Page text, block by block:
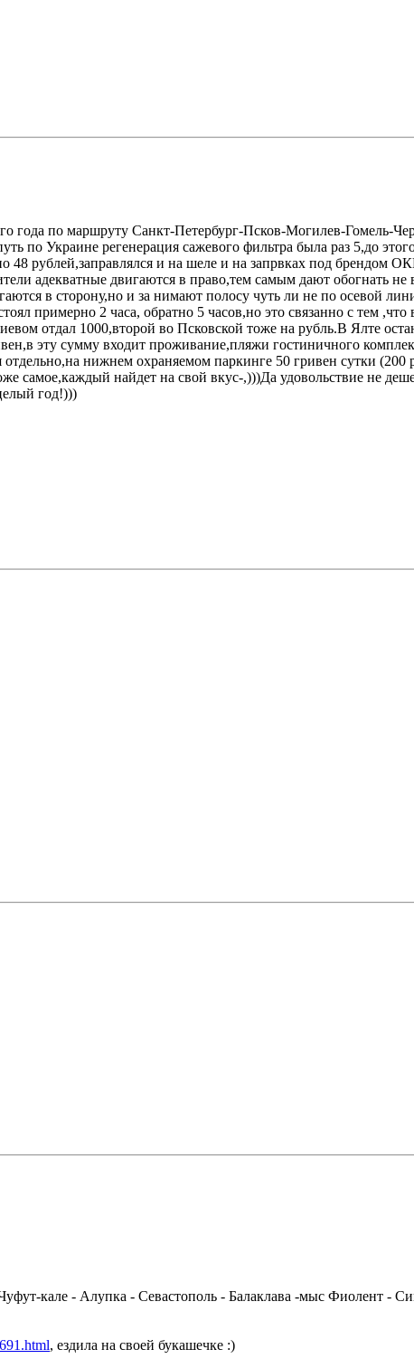
года по маршруту Санкт-Петербург-Псков-Могилев-Гомель-
по Украине регенерация сажевого фильтра была раз 5,до
48 рублей,заправлялся и на шеле и на запрвках под брендом
адекватные двигаются в право,тем самым дают обогнать не
в сторону,но и за нимают полосу чуть ли не по осевой
2 часа, обратно 5 часов,но это связанно с тем ,что
отдал 1000,второй во Псковской тоже на рубль.В Ялте
эту сумму входит проживание,пляжи гостиничного
нижнем охраняемом паркинге 50 гривен сутки
самое,каждый найдет на свой вкус-,)))Да удовольствие не
год!)))
кале - Алупка - Севастополь - Балаклава -мыс Фиолент -
, ездила на своей букашечке :)